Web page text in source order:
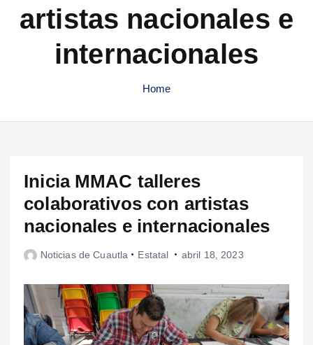
artistas nacionales e
internacionales
Home
Inicia MMAC talleres
colaborativos con artistas
nacionales e internacionales
Noticias de Cuautla Estatal abril 18, 2023